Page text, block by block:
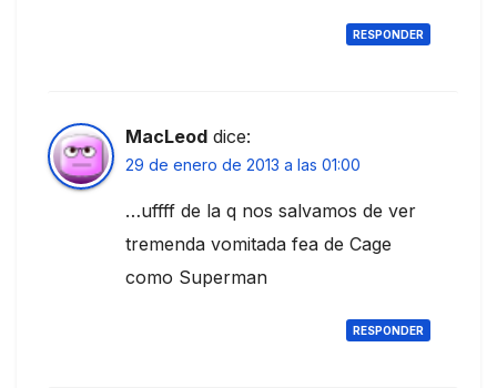
RESPONDER
MacLeod dice:
29 de enero de 2013 a las 01:00
…uffff de la q nos salvamos de ver
tremenda vomitada fea de Cage
como Superman
RESPONDER